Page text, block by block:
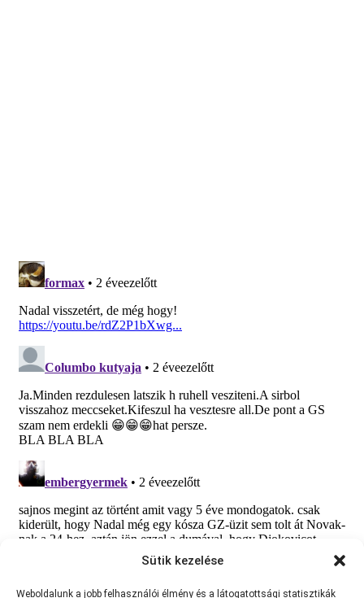
Sütik kezelése
Weboldalunk a jobb felhasználói élmény és a látogatottsági statisztikák